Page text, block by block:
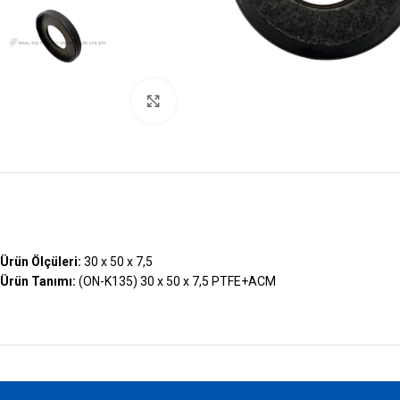
Ürün Ölçüleri: 30 x 50 x 7,5
Ürün Tanımı: (ON-K135) 30 x 50 x 7,5 PTFE+ACM